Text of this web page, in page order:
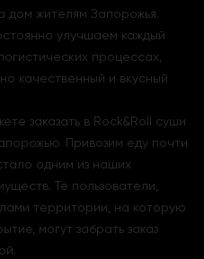
дом жителям Запорожья.
улучшаем каждый
процессах,
качественный и вкусный
заказать в Rock&Roll суши
Привозим еду почти
одним из наших
Те пользователи,
территории, на которую
могут забрать заказ